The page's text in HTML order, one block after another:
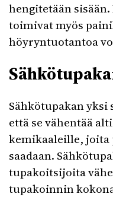
hengitetään
toimivat myös
höyryntuotantoa
Sähkötupakan
että se vähentää
kemikaaleille, joita
saadaan.
tupakoitsijoita
tupakoinnin